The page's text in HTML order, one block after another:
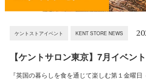
ケントストアイベント KENT STORE NEWS
【ケントサロン東京】7月イベン
『英国の暮らしを食を通じて楽しむ第１金曜